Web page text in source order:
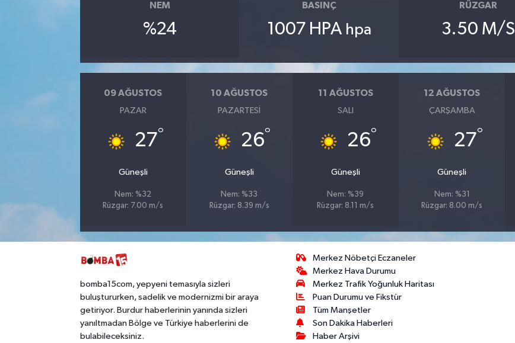
NEM
%24
BASINÇ
1007 HPA hpa
RÜZGAR
3.50 M/S
09 AĞUSTOS
PAZAR
27°
Güneşli
Nem: %32
Rüzgar: 7.00 m/s
10 AĞUSTOS
PAZARTESI
26°
Güneşli
Nem: %33
Rüzgar: 8.39 m/s
11 AĞUSTOS
SALI
26°
Güneşli
Nem: %39
Rüzgar: 8.11 m/s
12 AĞUSTOS
ÇARŞAMBA
27°
Güneşli
Nem: %31
Rüzgar: 8.00 m/s
bomba15com, yepyeni temasıyla sizleri
buluştururken, sadelik ve modernizmi bir araya
getiriyor. Burdur haberlerinin yanında sizleri
yanıltmadan Bölge ve Türkiye haberlerini de
bulabileceksiniz.
Merkez Nöbetçi Eczaneler
Merkez Hava Durumu
Merkez Trafik Yoğunluk Haritası
Puan Durumu ve Fikstür
Tüm Manşetler
Son Dakika Haberleri
Haber Arşivi